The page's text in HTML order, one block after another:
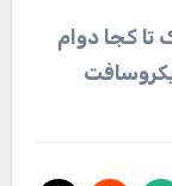
کجا دوام